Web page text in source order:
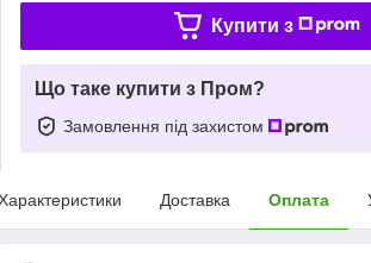
Купити з
Що таке купити з Пром?
Замовлення під захистом
Доставка Оплата